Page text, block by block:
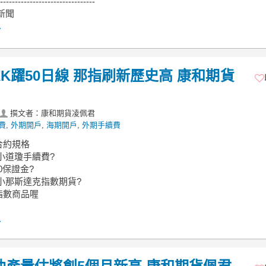
聞
躍50日線 那指刷新歷史高 康和期貨
撰文者：康和期貨凌佩君
外期開戶 海期開戶 外期手續費
約規格
道瓊手續費?
保證金?
那斯達克指數期貨?
數商品喔